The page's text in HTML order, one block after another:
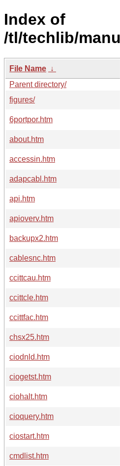
Index of
/tl/techlib/
File Name ↓
Parent directory/
figures/
6portpor.htm
about.htm
accessin.htm
adapcabl.htm
api.htm
apioverv.htm
backupx2.htm
cablesnc.htm
ccittcau.htm
ccittcle.htm
ccittfac.htm
chsx25.htm
ciodnld.htm
ciogetst.htm
ciohalt.htm
cioquery.htm
ciostart.htm
cmdlist.htm